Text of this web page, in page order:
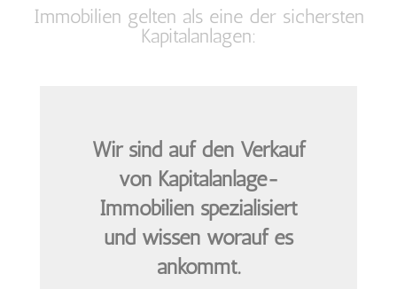
Immobilien gelten als eine der sichersten
Kapitalanlagen:
Wir sind auf den Verkauf
von Kapitalanlage-
Immobilien spezialisiert
und wissen worauf es
ankommt.